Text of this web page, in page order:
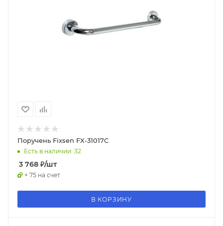
Поручень Fixsen FX-31017C
Есть в наличии: 32
3 768 ₽/шт
+ 75 на счет
В КОРЗИНУ